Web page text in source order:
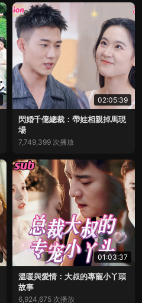
02:05:39
閃婚千億總裁：帶娃相親掉馬現
場
7,749,399 次播放
01:03:37
溫暖與愛情：大叔的專寵小丫頭
故事
6,924,675 次播放